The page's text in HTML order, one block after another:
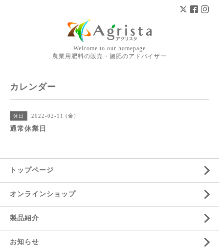
Welcome to our homepage
農業用肥料の販売・施肥のアドバイザー
カレンダー
休日 2022-02-11 (金)
通常休業日
トップページ
オンラインショップ
製品紹介
お知らせ